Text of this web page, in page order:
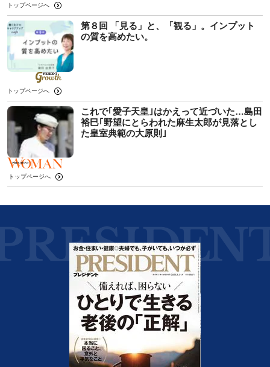
トップページへ
第８回 「見る」と、「観る」。インプット
の質を高めたい。
トップページへ
これで｢愛子天皇｣はかえって近づいた…島田
裕巳｢野望にとらわれた麻生太郎が見落とし
た皇室典範の大原則｣
トップページへ